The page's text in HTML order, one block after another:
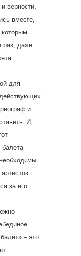
верности,
вместе,
которым
раз, даже
для
и
И,
балета
за его
– это